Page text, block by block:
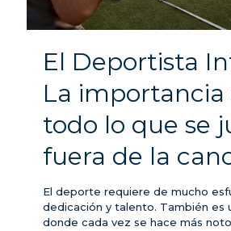
El Deportista
La importancia
todo lo que se
fuera de la
El deporte requiere de mucho
dedicación y talento. También es
donde cada vez se hace más